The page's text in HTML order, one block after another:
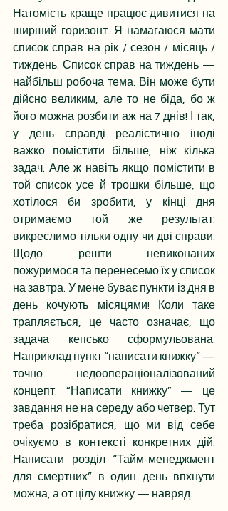
Натомість краще працює дивитися на
ширший горизонт. Я намагаюся мати
список справ на рік / сезон / місяць /
тиждень. Список справ на тиждень —
найбільш робоча тема. Він може бути
дійсно великим, але то не біда, бо ж
його можна розбити аж на 7 днів! І так,
у день справді реалістично іноді
важко помістити більше, ніж кілька
задач. Але ж навіть якщо помістити в
той список усе й трошки більше, що
хотілося би зробити, у кінці дня
отримаємо той же результат:
викреслимо тільки одну чи дві справи.
Щодо решти невиконаних
пожуримося та перенесемо їх у список
на завтра. У мене буває пункти із дня в
день кочують місяцями! Коли таке
трапляється, це часто означає, що
задача кепсько сформульована.
Наприклад пункт “написати книжку” —
точно недоопераціоналізований
концепт. “Написати книжку” — це
завдання не на середу або четвер. Тут
треба розібратися, що ми від себе
очікуємо в контексті конкретних дій.
Написати розділ “Тайм-менеджмент
для смертних” в один день впхнути
можна, а от цілу книжку — навряд.